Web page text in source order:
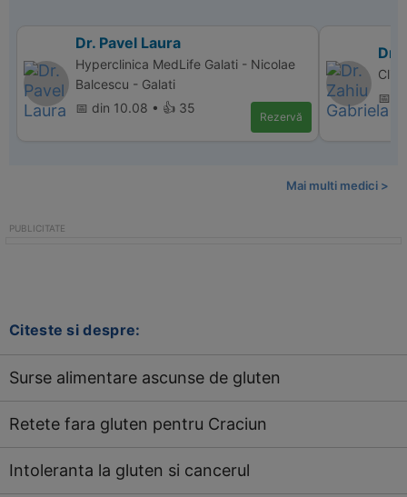
Dr. Pavel Laura
Hyperclinica MedLife Galati - Nicolae
Balcescu - Galati
📅 din 10.08 • 👍 35
Rezervă
Dr.
📅
Mai multi medici >
Citeste si despre:
Surse alimentare ascunse de gluten
Retete fara gluten pentru Craciun
Intoleranta la gluten si cancerul